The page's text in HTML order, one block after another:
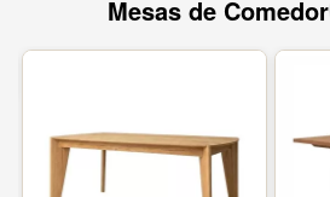
Mesas de Comedor